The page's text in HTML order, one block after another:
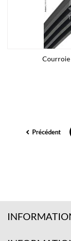
Courroie
Précédent